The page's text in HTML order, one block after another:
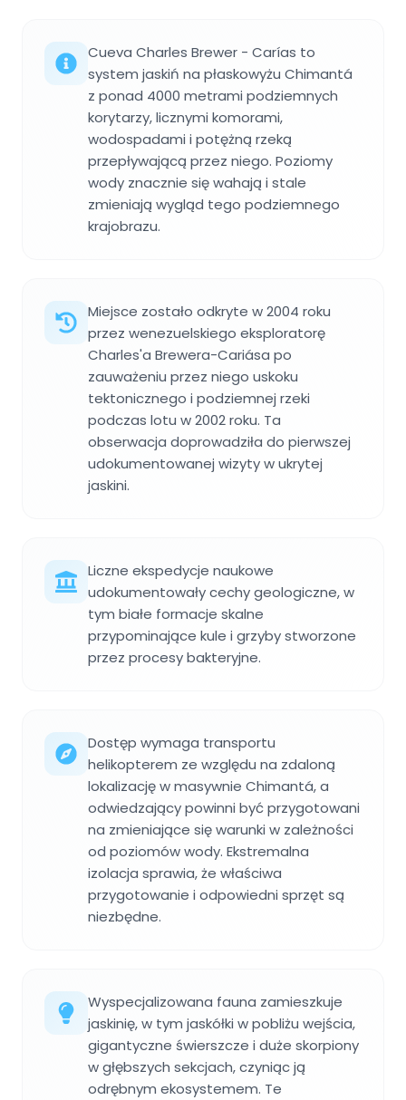
Cueva Charles Brewer - Carías to
system jaskiń na płaskowyżu Chimantá
z ponad 4000 metrami podziemnych
korytarzy, licznymi komorami,
wodospadami i potężną rzeką
przepływającą przez niego. Poziomy
wody znacznie się wahają i stale
zmieniają wygląd tego podziemnego
krajobrazu.
Miejsce zostało odkryte w 2004 roku
przez wenezuelskiego eksploratorę
Charles'a Brewera-Cariása po
zauważeniu przez niego uskoku
tektonicznego i podziemnej rzeki
podczas lotu w 2002 roku. Ta
obserwacja doprowadziła do pierwszej
udokumentowanej wizyty w ukrytej
jaskini.
Liczne ekspedycje naukowe
udokumentowały cechy geologiczne, w
tym białe formacje skalne
przypominające kule i grzyby stworzone
przez procesy bakteryjne.
Dostęp wymaga transportu
helikopterem ze względu na zdaloną
lokalizację w masywnie Chimantá, a
odwiedzający powinni być przygotowani
na zmieniające się warunki w zależności
od poziomów wody. Ekstremalna
izolacja sprawia, że właściwa
przygotowanie i odpowiedni sprzęt są
niezbędne.
Wyspecjalizowana fauna zamieszkuje
jaskinię, w tym jaskółki w pobliżu wejścia,
gigantyczne świerszcze i duże skorpiony
w głębszych sekcjach, czyniąc ją
odrębnym ekosystemem. Te